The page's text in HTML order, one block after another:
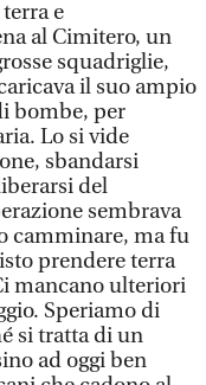
e
al Cimitero, un
squadriglie,
il suo ampio
bombe, per
Lo si vide
sbandarsi
del
sembrava
camminare, ma fu
prendere terra
mancano ulteriori
Speriamo di
si tratta di un
ad oggi ben